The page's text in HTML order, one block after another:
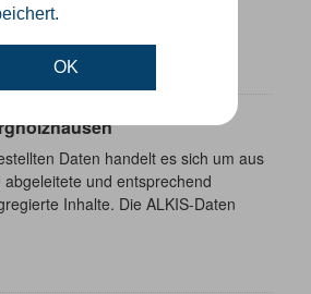
OK
Inhalte. Die ALKIS-Daten
Daten handelt es sich um aus
und entsprechend
Inhalte. Die ALKIS-Daten